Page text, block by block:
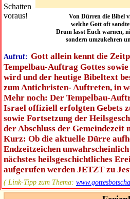
Von Dürren die Bibel
welche Gott oft
Drum lasst Euch warnen,
sondern umzukehren
Aufruf: Gott allein kennt die
Tempelbau-Auftrag Gottes
wird und der heutige Bibeltext
zum Antichristen- Auftreten, in
Mehr noch: Der Tempelbau-
Israel offiziell erfolgten Gebets
sowie Fortsetzung der
der Abschluss der
Kurz: Ob die aktuelle Dürre
Endzeitzeichen
nächstes heilsgeschichtliches
aufgerufen werden JETZT zu
( Link-Tipp zum Thema: